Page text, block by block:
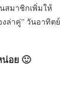
สมาชิกเพิ่มให้
งล่าคู่” วันอาทิตย์
อย 🙂